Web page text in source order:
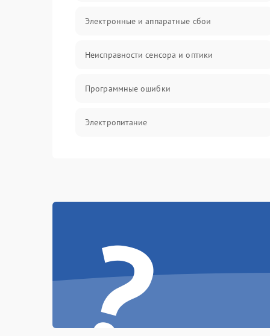
Электронные и аппаратные сбои
Неисправности сенсора и оптики
Программные ошибки
Электропитание
Температурные проблемы
Сбои коммуникаций и интерфейсов
Программные сбои
?